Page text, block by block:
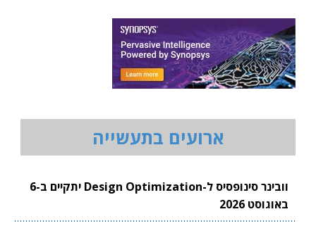
ארועים בתעשייה
וובינר סינופסיס ל-Design Optimization יתקיים ב-6
באוגוסט 2026